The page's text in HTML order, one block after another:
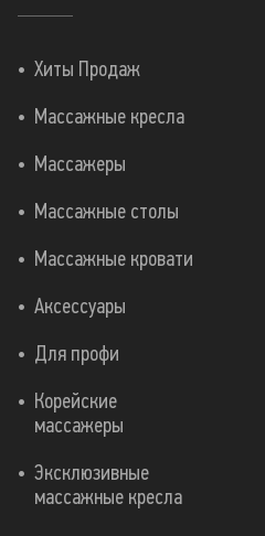
Хиты Продаж
Массажные кресла
Массажеры
Массажные столы
Массажные кровати
Аксессуары
Для профи
Корейские
массажеры
Эксклюзивные
массажные кресла